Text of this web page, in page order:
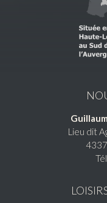
Lieu dit